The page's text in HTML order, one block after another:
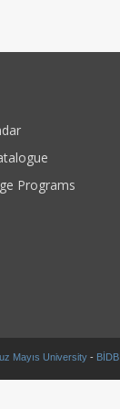
Programs
Mayıs University - BİDB